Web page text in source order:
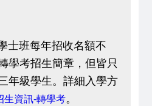
班每年招收名額不
學考招生簡章，但皆只
年級學生。詳細入學方
生資訊-轉學考。